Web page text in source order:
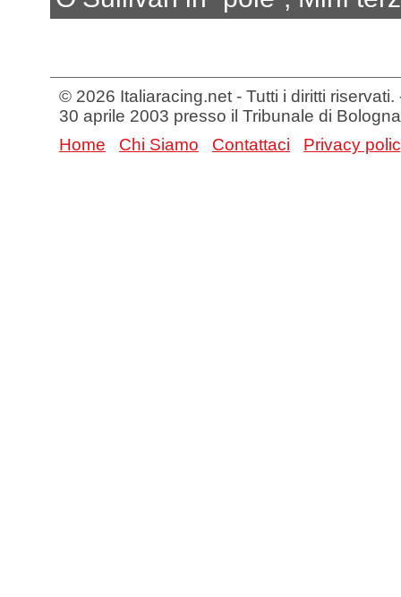
© 2026 Italiaracing.net - Tutti i diritti
30 aprile 2003 presso il Tribunale di Bologna
Home
Chi Siamo Contattaci Privacy